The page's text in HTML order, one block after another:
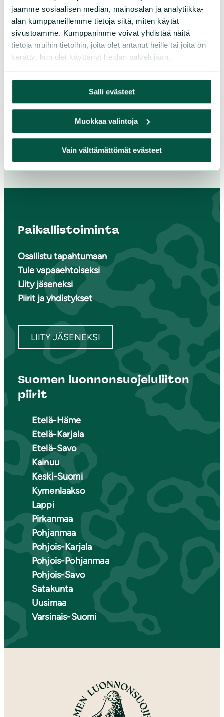
jaamme sosiaalisen median, mainosalan ja analytiikka-
alan kumppaneillemme tietoja siitä, miten käytät
sivustoamme. Kumppanimme voivat yhdistää näitä
tietoja muihin tietoihin, joita olet antanut heille tai joita on
kerätty, kun olet käyttänyt heidän palvelujaan.
Salli evästeet
Muokkaa valintoja
Vain välttämättömät evästeet
Joensuun seudun luonnonystävät ry
joensuunseutu@sll.fi
Torikatu 9A, 2. krs, 80100 Joensuu
Lisää yhteystietoja
Paikallistoiminta
Osallistu tapahtumaan
Tule vapaaehtoiseksi
Liity jäseneksi
Piirit ja yhdistykset
LIITY JÄSENEKSI
Suomen luonnonsuojeluliiton
piirit
Etelä-Häme
Etelä-Karjala
Etelä-Savo
Kainuu
Keski-Suomi
Kymenlaakso
Lappi
Pirkanmaa
Pohjanmaa
Pohjois-Karjala
Pohjois-Pohjanmaa
Pohjois-Savo
Satakunta
Uusimaa
Varsinais-Suomi